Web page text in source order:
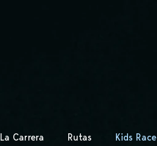
La Carrera Rutas Kids Race